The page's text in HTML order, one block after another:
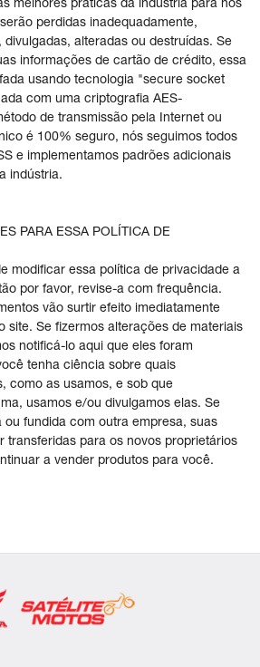
melhores práticas da indústria para nos
perdidas inadequadamente,
alteradas ou destruídas. Se
informações de cartão de crédito, essa
usando tecnologia "secure socket
com uma criptografia AES-
de transmissão pela Internet ou
é 100% seguro, nós seguimos todos
e implementamos padrões adicionais
indústria.
PARA ESSA POLÍTICA DE
modificar essa política de privacidade a
por favor, revise-a com frequência.
vão surtir efeito imediatamente
site. Se fizermos alterações de materiais
notificá-lo aqui que eles foram
tenha ciência sobre quais
como as usamos, e sob que
usamos e/ou divulgamos elas. Se
ou fundida com outra empresa, suas
transferidas para os novos proprietários
a vender produtos para você.